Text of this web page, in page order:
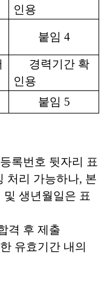
인용
붙임 4
경력기간 확
인용
붙임 5
록번호 뒷자리 표
처리 가능하나, 본
및 생년월일은 표
격 후 제출
유효기간 내의